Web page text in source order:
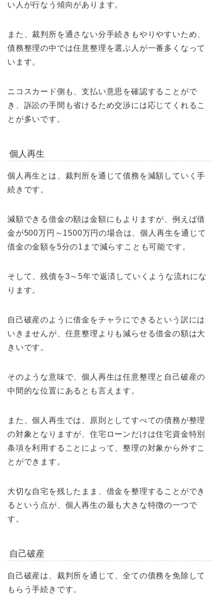
い人が行なう傾向があります。
また、裁判所を通さない分手続きもやりやすいため、
債務整理の中では任意整理を選ぶ人が一番多くなって
います。
ニコスカード側も、支払い意思を確認することがで
き、訴訟の手間も省けるため交渉には応じてくれるこ
とが多いです。
個人再生
個人再生とは、裁判所を通じて債務を減額していく手
続きです。
減額できる借金の額は金額にもよりますが、例えば借
金が500万円～1500万円の場合は、個人再生を通じて
借金の金額を5分の1まで減らすことも可能です。
そして、残債を3～5年で返済していくような流れにな
ります。
自己破産のように借金をチャラにできるという訳には
いきませんが、任意整理よりも減らせる借金の額は大
きいです。
そのような意味で、個人再生は任意整理と自己破産の
中間的な位置にあるとも言えます。
また、個人再生では、原則としてすべての債務が整理
の対象となりますが、住宅ローンだけは住宅資金特別
条項を利用することによって、整理の対象から外すこ
とができます。
大切な自宅を残したまま、借金を整理することができ
るという点が、個人再生の最も大きな特徴の一つで
す。
自己破産
自己破産は、裁判所を通じて、全ての債務を免除して
もらう手続きです。